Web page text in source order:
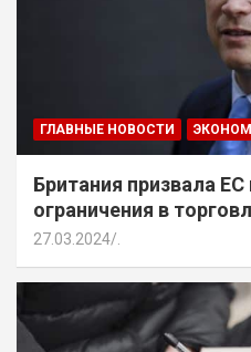
ГЛАВНЫЕ НОВОСТИ
Британия призвала ЕС
ограничения в
27.03.2024